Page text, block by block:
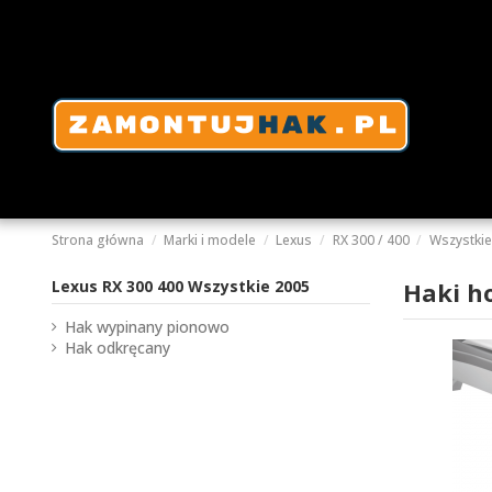
Strona główna Marki i modele Lexus RX 300 / 400 Wszystkie
Haki
Lexus RX 300 400 Wszystkie 2005
Hak wypinany pionowo
Hak odkręcany